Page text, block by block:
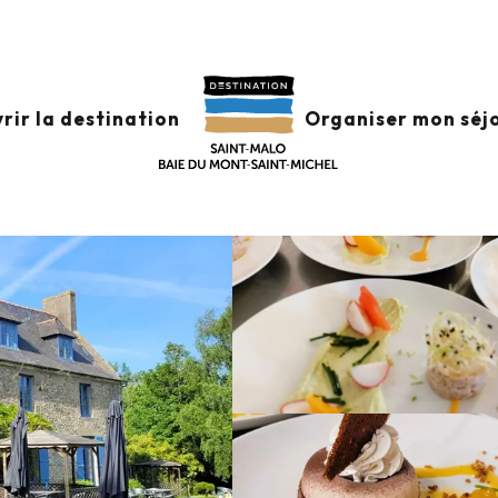
la destination Organiser mon